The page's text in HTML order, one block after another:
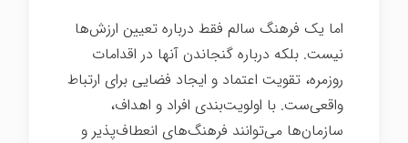
اما یک فرهنگ سالم فقط درباره تعیین ارزش‌ها
نیست. بلکه درباره گنجاندن آنها در اقدامات
روزمره، تقویت اعتماد و ایجاد فضایی برای ارتباط
واقعی‌ست. با اولویت‌بندی افراد و اهداف،
سازمان‌ها می‌توانند فرهنگ‌های انعطاف‌پذیر و